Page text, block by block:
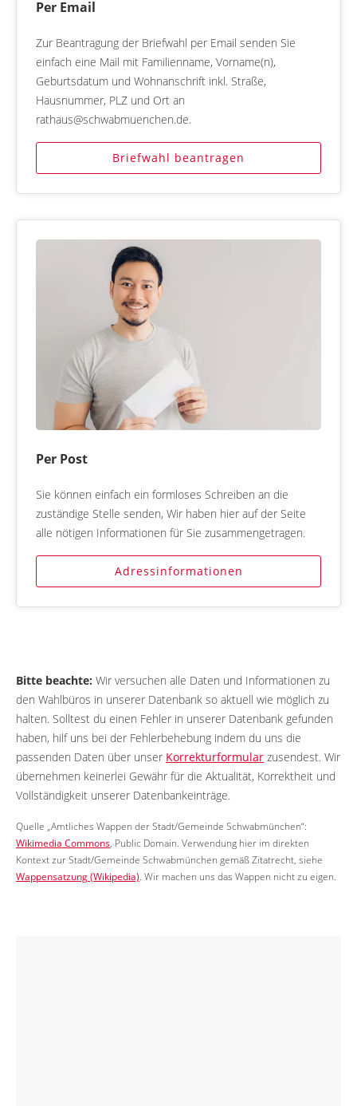
Per Email
Zur Beantragung der Briefwahl per Email senden Sie
einfach eine Mail mit Familienname, Vorname(n),
Geburtsdatum und Wohnanschrift inkl. Straße,
Hausnummer, PLZ und Ort an
rathaus@schwabmuenchen.de.
Briefwahl beantragen
Per Post
Sie können einfach ein formloses Schreiben an die
zuständige Stelle senden, Wir haben hier auf der Seite
alle nötigen Informationen für Sie zusammengetragen.
Adressinformationen
Bitte beachte: Wir versuchen alle Daten und Informationen zu
den Wahlbüros in unserer Datenbank so aktuell wie möglich zu
halten. Solltest du einen Fehler in unserer Datenbank gefunden
haben, hilf uns bei der Fehlerbehebung indem du uns die
passenden Daten über unser Korrekturformular zusendest. Wir
übernehmen keinerlei Gewähr für die Aktualität, Korrektheit und
Vollständigkeit unserer Datenbankeinträge.
Quelle „Amtliches Wappen der Stadt/Gemeinde Schwabmünchen“:
Wikimedia Commons, Public Domain. Verwendung hier im direkten
Kontext zur Stadt/Gemeinde Schwabmünchen gemäß Zitatrecht, siehe
Wappensatzung (Wikipedia). Wir machen uns das Wappen nicht zu eigen.